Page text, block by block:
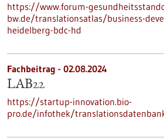
https://www.forum-
bw.de/translationsatlas/business-
heidelberg-bdc-hd
Fachbeitrag - 02.08.2024
LAB22
https://startup-innovation.bio-
pro.de/infothek/